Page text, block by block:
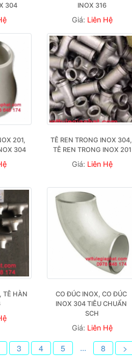
304
INOX 316
Giá: Liên Hệ
201,
304
TÊ REN TRONG INOX 304,
TÊ REN TRONG INOX 201
Giá: Liên Hệ
TÊ HÀN
CO ĐÚC INOX, CO ĐÚC
INOX 304 TIÊU CHUẨN
SCH
Giá: Liên Hệ
3 4 5 ... 8 >